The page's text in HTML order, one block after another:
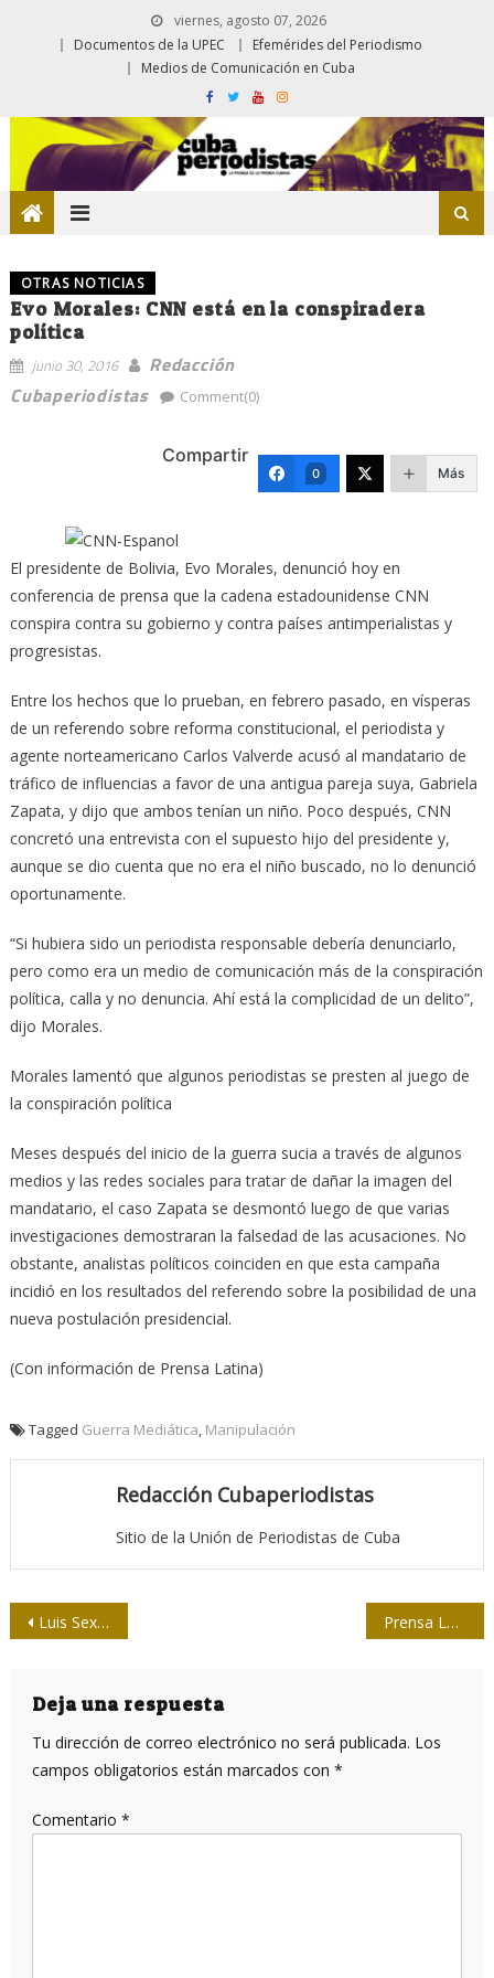
viernes, agosto 07, 2026
Documentos de la UPEC
Efemérides del Periodismo
Medios de Comunicación en Cuba
OTRAS NOTICIAS
Evo Morales: CNN está en la conspiradera
política
junio 30, 2016
Redacción
Cubaperiodistas
Comment(0)
Compartir
0 Más
El presidente de Bolivia, Evo Morales, denunció hoy en
conferencia de prensa que la cadena estadounidense CNN
conspira contra su gobierno y contra países antimperialistas y
progresistas.
Entre los hechos que lo prueban, en febrero pasado, en vísperas
de un referendo sobre reforma constitucional, el periodista y
agente norteamericano Carlos Valverde acusó al mandatario de
tráfico de influencias a favor de una antigua pareja suya, Gabriela
Zapata, y dijo que ambos tenían un niño. Poco después, CNN
concretó una entrevista con el supuesto hijo del presidente y,
aunque se dio cuenta que no era el niño buscado, no lo denunció
oportunamente.
“Si hubiera sido un periodista responsable debería denunciarlo,
pero como era un medio de comunicación más de la conspiración
política, calla y no denuncia. Ahí está la complicidad de un delito”,
dijo Morales.
Morales lamentó que algunos periodistas se presten al juego de
la conspiración política
Meses después del inicio de la guerra sucia a través de algunos
medios y las redes sociales para tratar de dañar la imagen del
mandatario, el caso Zapata se desmontó luego de que varias
investigaciones demostraran la falsedad de las acusaciones. No
obstante, analistas políticos coinciden en que esta campaña
incidió en los resultados del referendo sobre la posibilidad de una
nueva postulación presidencial.
(Con información de Prensa Latina)
Tagged Guerra Mediática, Manipulación
Redacción Cubaperiodistas
Sitio de la Unión de Periodistas de Cuba
Navegación
entradas
Luis Sexto, nuevo presidente de la Comisión Nacional de Ética, de la Upec Prensa Latina
Deja una respuesta
Tu dirección de correo electrónico no será publicada. Los
campos obligatorios están marcados con *
Comentario *